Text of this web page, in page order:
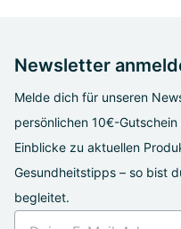
Newsletter
Melde dich für unseren
persönlichen 10€-
Einblicke zu aktuellen
Gesundheitstipps – so bist
begleitet.